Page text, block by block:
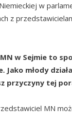
w
z
w Sejmie to
Jako młody
przyczyny tej
MN